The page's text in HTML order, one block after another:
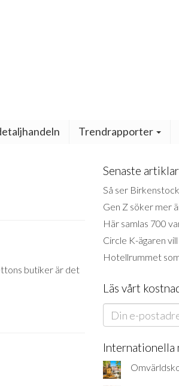
Trendrapporter
butiker är det
Senaste
Så ser
Gen Z söker mer
Här samlas 700
Circle K-ägaren
Hotellrummet
Läs vårt
Internationella